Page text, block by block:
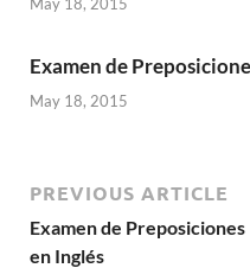
Examen de
May 18, 2015
PREVIOUS ARTICLE
Examen de Preposiciones
en Inglés